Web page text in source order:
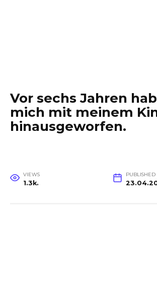
Vor sechs Jahren
mich mit meinem
hinausgeworfen.
VIEWS
1.3k.
PUBLISHED